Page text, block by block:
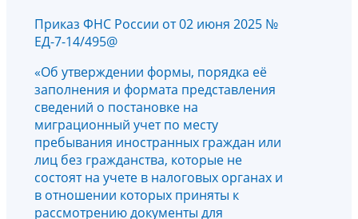
Приказ ФНС России от 02 июня 2025 №
ЕД-7-14/495@
«Об утверждении формы, порядка её
заполнения и формата представления
сведений о постановке на
миграционный учет по месту
пребывания иностранных граждан или
лиц без гражданства, которые не
состоят на учете в налоговых органах и
в отношении которых приняты к
рассмотрению документы для